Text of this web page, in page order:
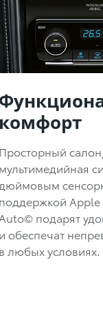
подарят
обеспечат
любых условиях.